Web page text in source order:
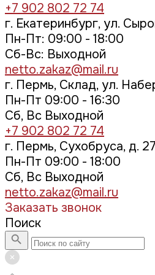
+7 902 802 72 74
г. Екатеринбург, ул.
Пн-Пт: 09:00 - 18:00
Cб-Вс: Выходной
netto.zakaz@mail.ru
г. Пермь, Склад, ул.
Пн-Пт 09:00 - 16:30
Сб, Вс Выходной
+7 902 802 72 74
г. Пермь, Сухобруса, д. 27
Пн-Пт 09:00 - 18:00
Сб, Вс Выходной
netto.zakaz@mail.ru
Заказать звонок
Поиск